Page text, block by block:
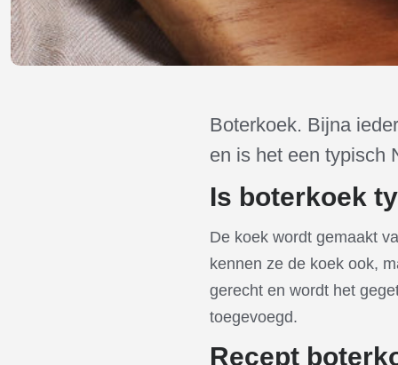
Boterkoek. Bijna
en is het een typisch
Is boterkoek
De koek wordt gemaakt
kennen ze de koek ook,
gerecht en wordt het
toegevoegd.
Recept